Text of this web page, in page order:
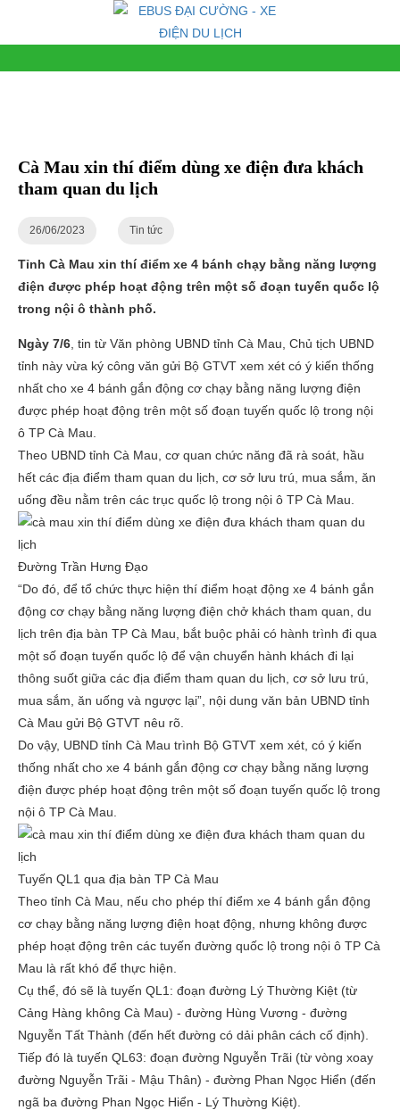
Cà Mau xin thí điểm dùng xe điện đưa khách
tham quan du lịch
26/06/2023 Tin tức
Tỉnh Cà Mau xin thí điểm xe 4 bánh chạy bằng năng lượng
điện được phép hoạt động trên một số đoạn tuyến quốc lộ
trong nội ô thành phố.
Ngày 7/6 , tin từ Văn phòng UBND tỉnh Cà Mau, Chủ tịch UBND
tỉnh này vừa ký công văn gửi Bộ GTVT xem xét có ý kiến thống
nhất cho xe 4 bánh gắn động cơ chạy bằng năng lượng điện
được phép hoạt động trên một số đoạn tuyến quốc lộ trong nội
ô TP Cà Mau.
Theo UBND tỉnh Cà Mau, cơ quan chức năng đã rà soát, hầu
hết các địa điểm tham quan du lịch, cơ sở lưu trú, mua sắm, ăn
uống đều nằm trên các trục quốc lộ trong nội ô TP Cà Mau.
Đường Trần Hưng Đạo
“Do đó, để tổ chức thực hiện thí điểm hoạt động xe 4 bánh gắn
động cơ chạy bằng năng lượng điện chở khách tham quan, du
lịch trên địa bàn TP Cà Mau, bắt buộc phải có hành trình đi qua
một số đoạn tuyến quốc lộ để vận chuyển hành khách đi lại
thông suốt giữa các địa điểm tham quan du lịch, cơ sở lưu trú,
mua sắm, ăn uống và ngược lại”, nội dung văn bản UBND tỉnh
Cà Mau gửi Bộ GTVT nêu rõ.
Do vậy, UBND tỉnh Cà Mau trình Bộ GTVT xem xét, có ý kiến
thống nhất cho xe 4 bánh gắn động cơ chạy bằng năng lượng
điện được phép hoạt động trên một số đoạn tuyến quốc lộ trong
nội ô TP Cà Mau.
Tuyến QL1 qua địa bàn TP Cà Mau
Theo tỉnh Cà Mau, nếu cho phép thí điểm xe 4 bánh gắn động
cơ chạy bằng năng lượng điện hoạt động, nhưng không được
phép hoạt động trên các tuyến đường quốc lộ trong nội ô TP Cà
Mau là rất khó để thực hiện.
Cụ thể, đó sẽ là tuyến QL1: đoạn đường Lý Thường Kiệt (từ
Cảng Hàng không Cà Mau) - đường Hùng Vương - đường
Nguyễn Tất Thành (đến hết đường có dải phân cách cố định).
Tiếp đó là tuyến QL63: đoạn đường Nguyễn Trãi (từ vòng xoay
đường Nguyễn Trãi - Mậu Thân) - đường Phan Ngọc Hiển (đến
ngã ba đường Phan Ngọc Hiển - Lý Thường Kiệt).